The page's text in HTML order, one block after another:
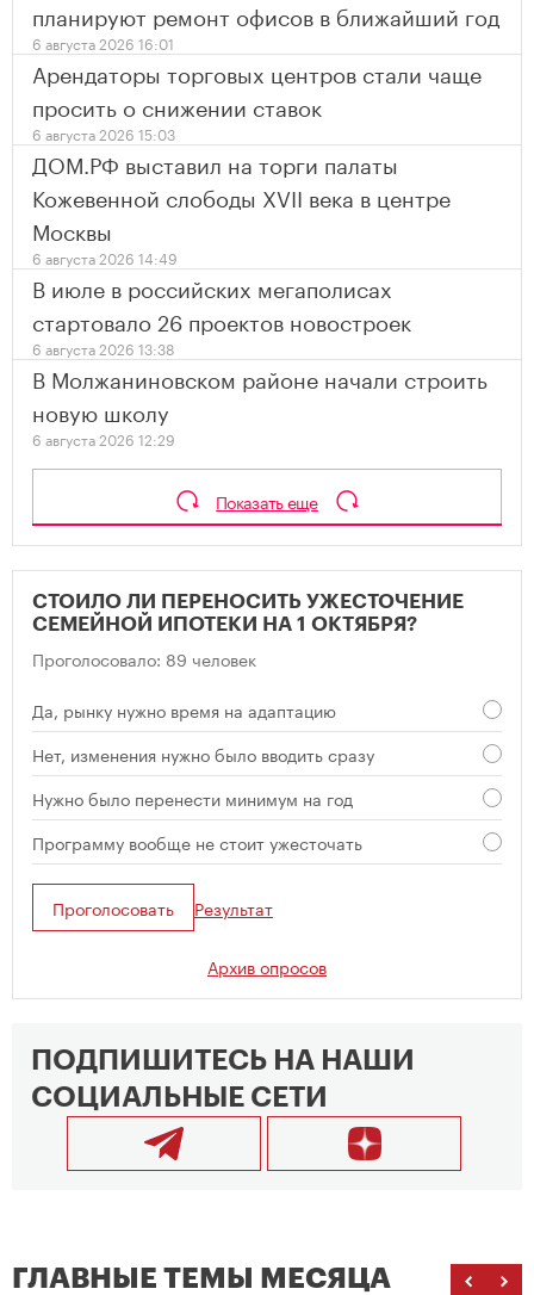
планируют ремонт офисов в ближайший год
6 августа 2026 16:01
Арендаторы торговых центров стали чаще
просить о снижении ставок
6 августа 2026 15:03
ДОМ.РФ выставил на торги палаты
Кожевенной слободы XVII века в центре
Москвы
6 августа 2026 14:49
В июле в российских мегаполисах
стартовало 26 проектов новостроек
6 августа 2026 13:38
В Молжаниновском районе начали строить
новую школу
6 августа 2026 12:29
Показать еще
СТОИЛО ЛИ ПЕРЕНОСИТЬ УЖЕСТОЧЕНИЕ
СЕМЕЙНОЙ ИПОТЕКИ НА 1 ОКТЯБРЯ?
Проголосовало: 89 человек
Да, рынку нужно время на адаптацию
Нет, изменения нужно было вводить сразу
Нужно было перенести минимум на год
Программу вообще не стоит ужесточать
Проголосовать Результат
Архив опросов
ПОДПИШИТЕСЬ НА НАШИ
СОЦИАЛЬНЫЕ СЕТИ
ГЛАВНЫЕ ТЕМЫ МЕСЯЦА